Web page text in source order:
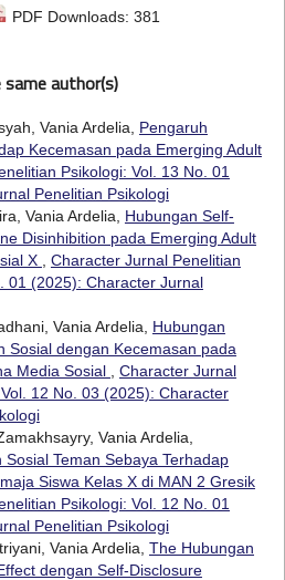
PDF Downloads: 381
author(s)
Vania Ardelia, Pengaruh
Kecemasan pada Emerging Adult
Psikologi: Vol. 13 No. 01
Penelitian Psikologi
Vania Ardelia, Hubungan Self-
Disinhibition pada Emerging Adult
X
Character Jurnal Penelitian
01 (2025): Character Jurnal
Vania Ardelia, Hubungan
Sosial dengan Kecemasan pada
Media Sosial
Character Jurnal
12 No. 03 (2025): Character
Vania Ardelia,
Teman Sebaya Terhadap
Siswa Kelas X di MAN 2 Gresik
Psikologi: Vol. 12 No. 01
Penelitian Psikologi
Vania Ardelia, The Hubungan
dengan Self-Disclosure